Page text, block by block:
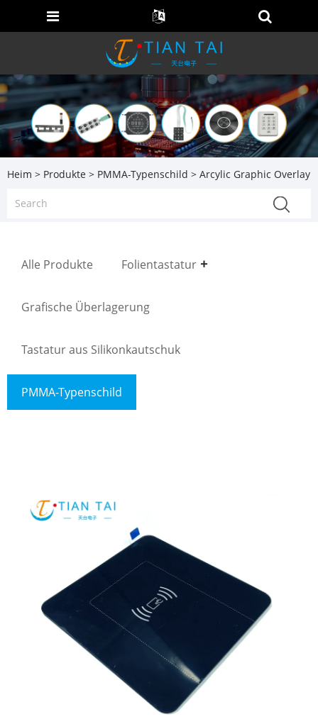
Heim > Produkte > PMMA-Typenschild > Arcylic Graphic Overlay
Alle Produkte Folientastatur
Grafische Überlagerung
Tastatur aus Silikonkautschuk
PMMA-Typenschild